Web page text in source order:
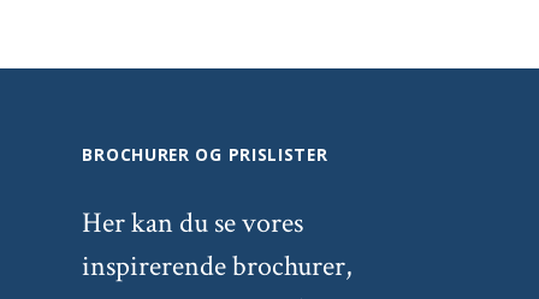
BROCHURER OG PRISLISTER
Her kan du se vores
inspirerende brochurer,